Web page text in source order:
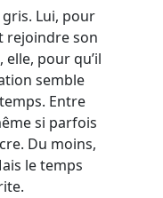
Lui, pour
rejoindre son
pour qu’il
semble
Entre
si parfois
Du moins,
le temps